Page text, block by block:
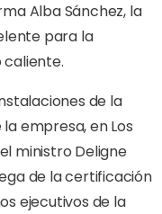
Alba Sánchez, la
para la
de la
empresa, en Los
ministro Deligne
de la certificación
ejecutivos de la